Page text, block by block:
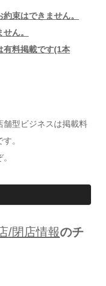
束はできません。
ん。
有料掲載です(1本
舗型ビジネスは掲載料
。
/閉店情報のチ